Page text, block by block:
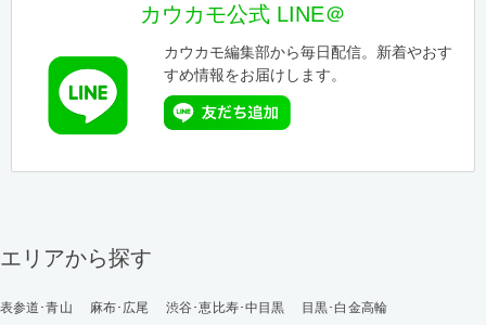
カウカモ公式 LINE＠
カウカモ編集部から毎日配信。新着やおす
すめ情報をお届けします。
エリアから探す
表参道･青山 麻布･広尾 渋谷･恵比寿･中目黒
目黒･白金高輪